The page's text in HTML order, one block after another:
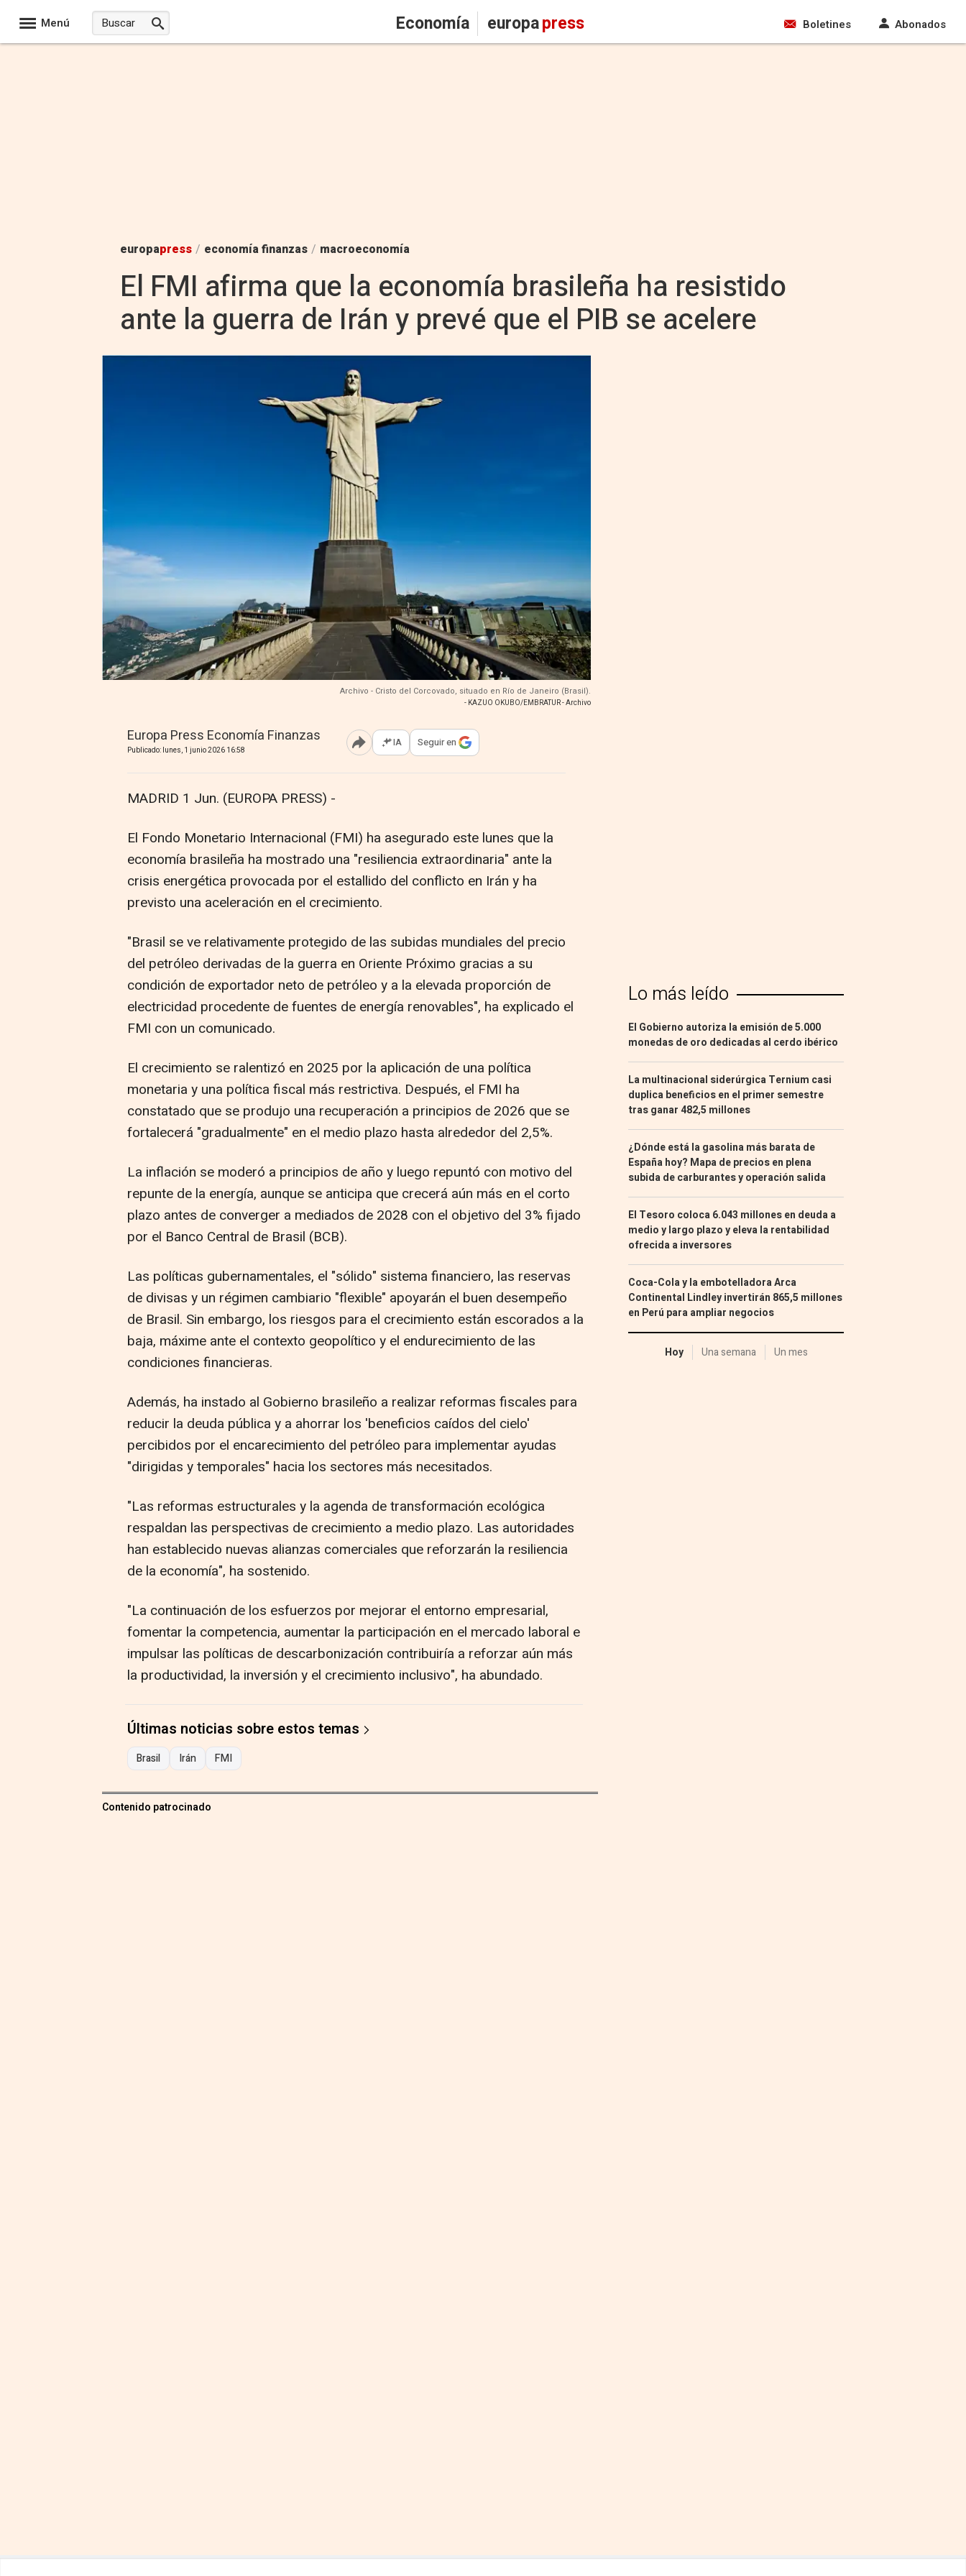
Menú Economía europapress Boletines Abonados
europapress / economía finanzas / macroeconomía
El FMI afirma que la economía brasileña ha resistido
ante la guerra de Irán y prevé que el PIB se acelere
Archivo - Cristo del Corcovado, situado en Río de Janeiro (Brasil).
- KAZUO OKUBO/EMBRATUR - Archivo
Europa Press Economía Finanzas
Publicado: lunes, 1 junio 2026 16:58 Abrir opciones para compartir
IA Seguir en
MADRID 1 Jun. (EUROPA PRESS) -
El Fondo Monetario Internacional (FMI) ha asegurado este lunes que la
economía brasileña ha mostrado una "resiliencia extraordinaria" ante la
crisis energética provocada por el estallido del conflicto en Irán y ha
previsto una aceleración en el crecimiento.
"Brasil se ve relativamente protegido de las subidas mundiales del precio
del petróleo derivadas de la guerra en Oriente Próximo gracias a su
condición de exportador neto de petróleo y a la elevada proporción de
electricidad procedente de fuentes de energía renovables", ha explicado el
FMI con un comunicado.
El crecimiento se ralentizó en 2025 por la aplicación de una política
monetaria y una política fiscal más restrictiva. Después, el FMI ha
constatado que se produjo una recuperación a principios de 2026 que se
fortalecerá "gradualmente" en el medio plazo hasta alrededor del 2,5%.
La inflación se moderó a principios de año y luego repuntó con motivo del
repunte de la energía, aunque se anticipa que crecerá aún más en el corto
plazo antes de converger a mediados de 2028 con el objetivo del 3% fijado
por el Banco Central de Brasil (BCB).
Las políticas gubernamentales, el "sólido" sistema financiero, las reservas
de divisas y un régimen cambiario "flexible" apoyarán el buen desempeño
de Brasil. Sin embargo, los riesgos para el crecimiento están escorados a la
baja, máxime ante el contexto geopolítico y el endurecimiento de las
condiciones financieras.
Además, ha instado al Gobierno brasileño a realizar reformas fiscales para
reducir la deuda pública y a ahorrar los 'beneficios caídos del cielo'
percibidos por el encarecimiento del petróleo para implementar ayudas
"dirigidas y temporales" hacia los sectores más necesitados.
"Las reformas estructurales y la agenda de transformación ecológica
respaldan las perspectivas de crecimiento a medio plazo. Las autoridades
han establecido nuevas alianzas comerciales que reforzarán la resiliencia
de la economía", ha sostenido.
"La continuación de los esfuerzos por mejorar el entorno empresarial,
fomentar la competencia, aumentar la participación en el mercado laboral e
impulsar las políticas de descarbonización contribuiría a reforzar aún más
la productividad, la inversión y el crecimiento inclusivo", ha abundado.
Últimas noticias sobre estos temas
Brasil Irán FMI
Contenido patrocinado
Lo más leído
El Gobierno autoriza la emisión de 5.000
monedas de oro dedicadas al cerdo ibérico
La multinacional siderúrgica Ternium casi
duplica beneficios en el primer semestre
tras ganar 482,5 millones
¿Dónde está la gasolina más barata de
España hoy? Mapa de precios en plena
subida de carburantes y operación salida
El Tesoro coloca 6.043 millones en deuda a
medio y largo plazo y eleva la rentabilidad
ofrecida a inversores
Coca-Cola y la embotelladora Arca
Continental Lindley invertirán 865,5 millones
en Perú para ampliar negocios
Hoy Una semana Un mes